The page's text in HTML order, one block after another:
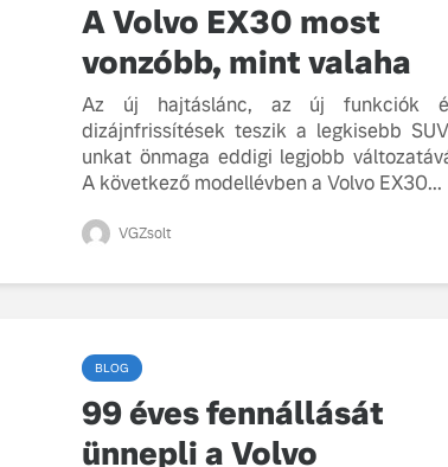
A Volvo EX30 most
vonzóbb, mint valaha
Az új hajtáslánc, az új funkciók
dizájnfrissítések teszik a legkisebb
unkat önmaga eddigi legjobb
A következő modellévben a Volvo EX30...
VGZsolt
BLOG
99 éves fennállását
ünnepli a Volvo